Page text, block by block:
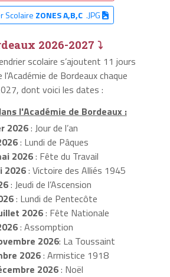
Scolaire ZONES A,B,C.JPG
2026-2027 ⤵
scolaire s’ajoutent 11 jours
de Bordeaux chaque
dont voici les dates :
l'Académie de Bordeaux :
2026: Jour de l’an
: Lundi de Pâques
2026: Fête du Travail
2026: Victoire des Alliés 1945
: Jeudi de l’Ascension
: Lundi de Pentecôte
2026: Fête Nationale
: Assomption
2026: La Toussaint
2026: Armistice 1918
2026: Noël